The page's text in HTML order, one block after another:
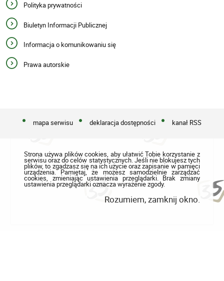
Polityka prywatności
Biuletyn Informacji Publicznej
Informacja o komunikowaniu się
Prawa autorskie
mapa serwisu deklaracja dostępności kanał RSS
Strona używa plików cookies, aby ułatwić Tobie korzystanie z
serwisu oraz do celów statystycznych. Jeśli nie blokujesz tych
plików, to zgadzasz się na ich użycie oraz zapisanie w pamięci
urządzenia. Pamiętaj, że możesz samodzielnie zarządzać
cookies, zmieniając ustawienia przeglądarki. Brak zmiany
ustawienia przeglądarki oznacza wyrażenie zgody.
Rozumiem, zamknij okno.